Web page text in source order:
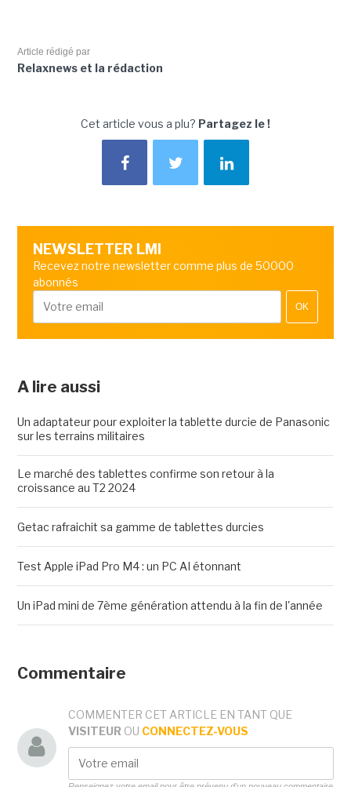
Article rédigé par
Relaxnews et la rédaction
Cet article vous a plu? Partagez le !
NEWSLETTER LMI
Recevez notre newsletter comme plus de 50000
abonnés
OK
A lire aussi
Un adaptateur pour exploiter la tablette durcie de Panasonic
sur les terrains militaires
Le marché des tablettes confirme son retour à la
croissance au T2 2024
Getac rafraichit sa gamme de tablettes durcies
Test Apple iPad Pro M4 : un PC AI étonnant
Un iPad mini de 7ème génération attendu à la fin de l'année
Commentaire
COMMENTER CET ARTICLE EN TANT QUE
VISITEUR OU CONNECTEZ-VOUS